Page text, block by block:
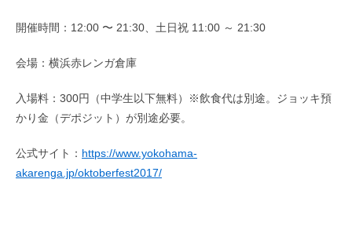
開催時間：12:00 〜 21:30、土日祝 11:00 ～ 21:30
会場：横浜赤レンガ倉庫
入場料：300円（中学生以下無料）※飲食代は別途。ジョッキ預
かり金（デポジット）が別途必要。
公式サイト： https://www.yokohama-
akarenga.jp/oktoberfest2017/